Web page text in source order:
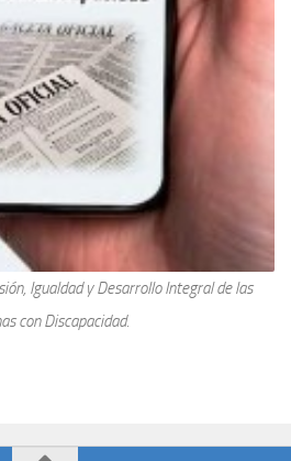
Igualdad y Desarrollo Integral de las
con Discapacidad.